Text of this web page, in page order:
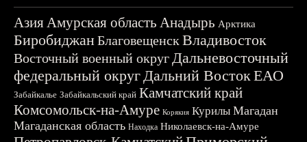
АзияАмурская область Анадырь Арктика
БиробиджанБлаговещенскВладивосток
Восточный военный округДальневосточный
федеральный округДальний ВостокЕАО
Забайкалье Забайкальский край Камчатский край
Комсомольск-на-Амуре Корякия Курилы Магадан
Магаданская область Находка Николаевск-на-Амуре